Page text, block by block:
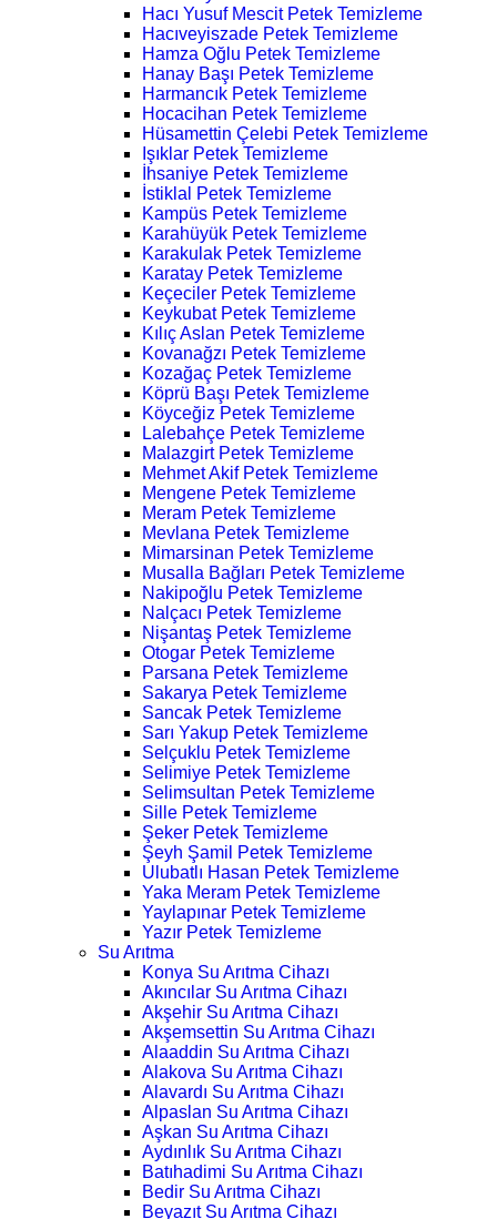
Hacı Yusuf Mescit Petek Temizleme
Hacıveyiszade Petek Temizleme
Hamza Oğlu Petek Temizleme
Hanay Başı Petek Temizleme
Harmancık Petek Temizleme
Hocacihan Petek Temizleme
Hüsamettin Çelebi Petek Temizleme
Işıklar Petek Temizleme
İhsaniye Petek Temizleme
İstiklal Petek Temizleme
Kampüs Petek Temizleme
Karahüyük Petek Temizleme
Karakulak Petek Temizleme
Karatay Petek Temizleme
Keçeciler Petek Temizleme
Keykubat Petek Temizleme
Kılıç Aslan Petek Temizleme
Kovanağzı Petek Temizleme
Kozağaç Petek Temizleme
Köprü Başı Petek Temizleme
Köyceğiz Petek Temizleme
Lalebahçe Petek Temizleme
Malazgirt Petek Temizleme
Mehmet Akif Petek Temizleme
Mengene Petek Temizleme
Meram Petek Temizleme
Mevlana Petek Temizleme
Mimarsinan Petek Temizleme
Musalla Bağları Petek Temizleme
Nakipoğlu Petek Temizleme
Nalçacı Petek Temizleme
Nişantaş Petek Temizleme
Otogar Petek Temizleme
Parsana Petek Temizleme
Sakarya Petek Temizleme
Sancak Petek Temizleme
Sarı Yakup Petek Temizleme
Selçuklu Petek Temizleme
Selimiye Petek Temizleme
Selimsultan Petek Temizleme
Sille Petek Temizleme
Şeker Petek Temizleme
Şeyh Şamil Petek Temizleme
Ulubatlı Hasan Petek Temizleme
Yaka Meram Petek Temizleme
Yaylapınar Petek Temizleme
Yazır Petek Temizleme
Su Arıtma
Konya Su Arıtma Cihazı
Akıncılar Su Arıtma Cihazı
Akşehir Su Arıtma Cihazı
Akşemsettin Su Arıtma Cihazı
Alaaddin Su Arıtma Cihazı
Alakova Su Arıtma Cihazı
Alavardı Su Arıtma Cihazı
Alpaslan Su Arıtma Cihazı
Aşkan Su Arıtma Cihazı
Aydınlık Su Arıtma Cihazı
Batıhadimi Su Arıtma Cihazı
Bedir Su Arıtma Cihazı
Beyazıt Su Arıtma Cihazı